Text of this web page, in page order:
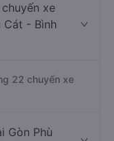
xe
Cát - Bình
22 chuyến xe
Gòn Phù